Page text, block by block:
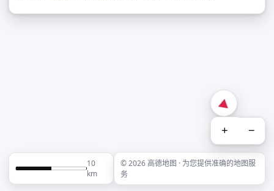
+ −
10
km
© 2026 高德地图 · 为您提供准确的地图服
务